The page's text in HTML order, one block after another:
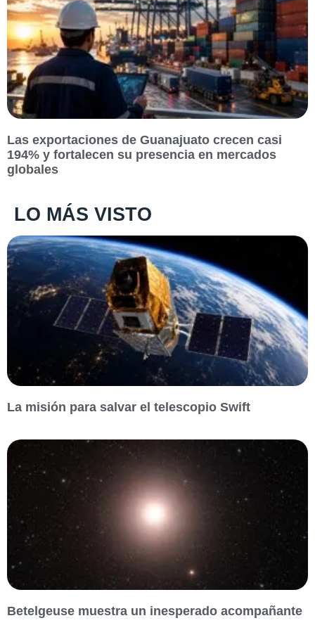
Las exportaciones de Guanajuato crecen casi
194% y fortalecen su presencia en mercados
globales
LO MÁS VISTO
La misión para salvar el telescopio Swift
Betelgeuse muestra un inesperado acompañante